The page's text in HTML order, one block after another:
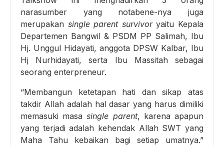
narasumber yang notabene-nya juga
merupakan single parent survivoryaitu Kepala
Departemen Bangwil & PSDM PP Salimah, Ibu
Hj. Unggul Hidayati, anggota DPSW Kalbar, Ibu
Hj Nurhidayati, serta Ibu Massitah sebagai
seorang enterpreneur.
“Membangun ketetapan hati dan sikap atas
takdir Allah adalah hal dasar yang harus dimiliki
memasuki masasingle parent, karena apapun
yang terjadi adalah kehendak Allah SWT yang
Maha Tahu kebaikan bagi setiap umatnya.”